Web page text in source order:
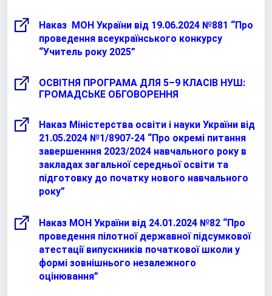
Наказ МОН України від 19.06.2024 №881 “Про
проведення всеукраїнського конкурсу
“Учитель року 2025”
ОСВІТНЯ ПРОГРАМА ДЛЯ 5–9 КЛАСІВ НУШ:
ГРОМАДСЬКЕ ОБГОВОРЕННЯ
Наказ Міністерства освіти і науки України від
21.05.2024 №1/8907-24 “Про окремі питання
завершенння 2023/2024 навчального року в
закладах загальної середньої освіти та
підготовку до початку нового навчального
року”
Наказ МОН України від 24.01.2024 №82 “Про
проведення пілотної державної підсумкової
атестації випускників початкової школи у
формі зовнішнього незалежного
оцінювання”